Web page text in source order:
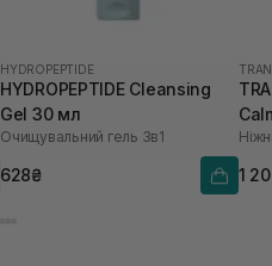
HYDROPEPTIDE
HYDROPEPTIDE Cleansing
Gel 30 мл
Очищувальний гель 3в1
628₴
мл
1